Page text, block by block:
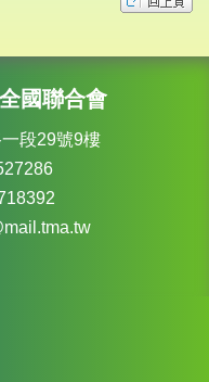
國聯合會
段29號9樓